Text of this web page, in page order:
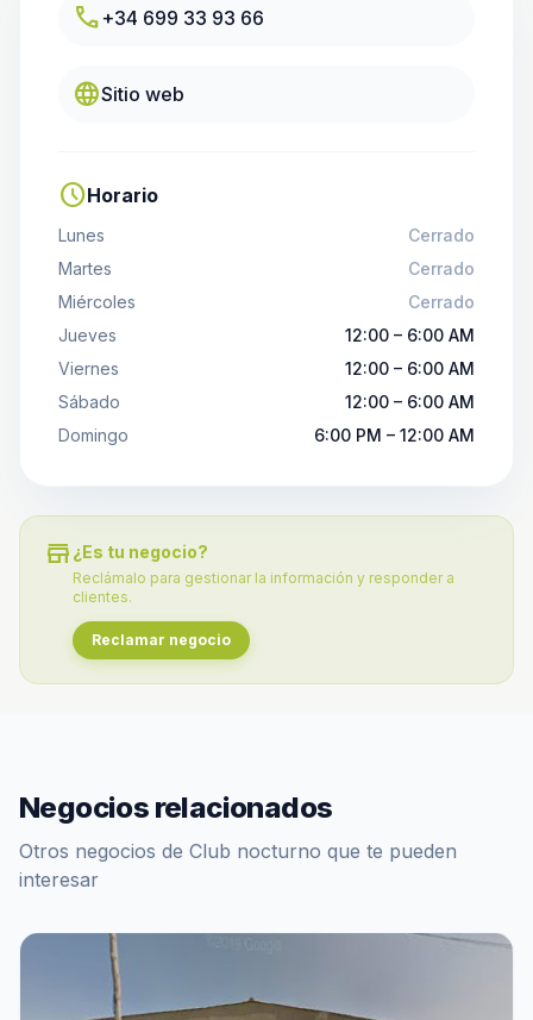
call +34 699 33 93 66
languageSitio web
scheduleHorario
Lunes
Cerrado
Martes
Cerrado
Miércoles
Cerrado
Jueves
12:00 – 6:00 AM
Viernes
12:00 – 6:00 AM
Sábado
12:00 – 6:00 AM
Domingo
6:00 PM – 12:00 AM
store ¿Es tu negocio?
Reclámalo para gestionar la información y responder a
clientes.
Reclamar negocio
Negocios relacionados
Otros negocios de Club nocturno que te pueden
interesar